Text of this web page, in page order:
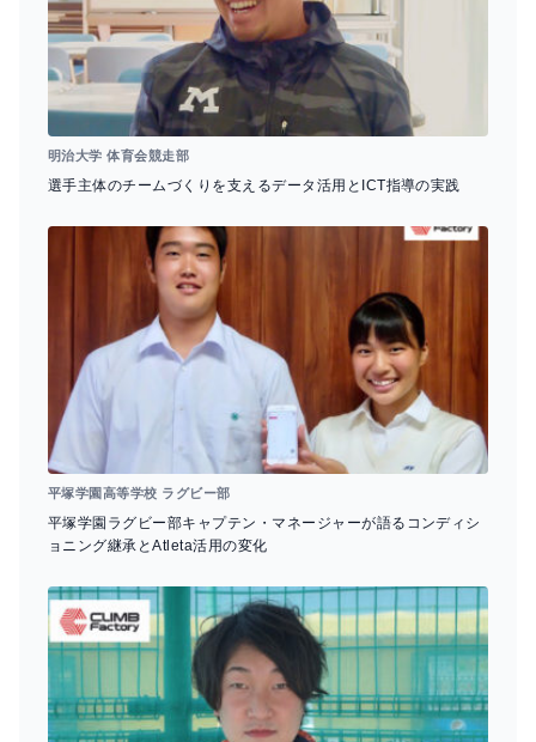
明治大学 体育会競走部
選手主体のチームづくりを支えるデータ活用とICT指導の実践
平塚学園高等学校 ラグビー部
平塚学園ラグビー部キャプテン・マネージャーが語るコンディシ
ョニング継承とAtleta活用の変化